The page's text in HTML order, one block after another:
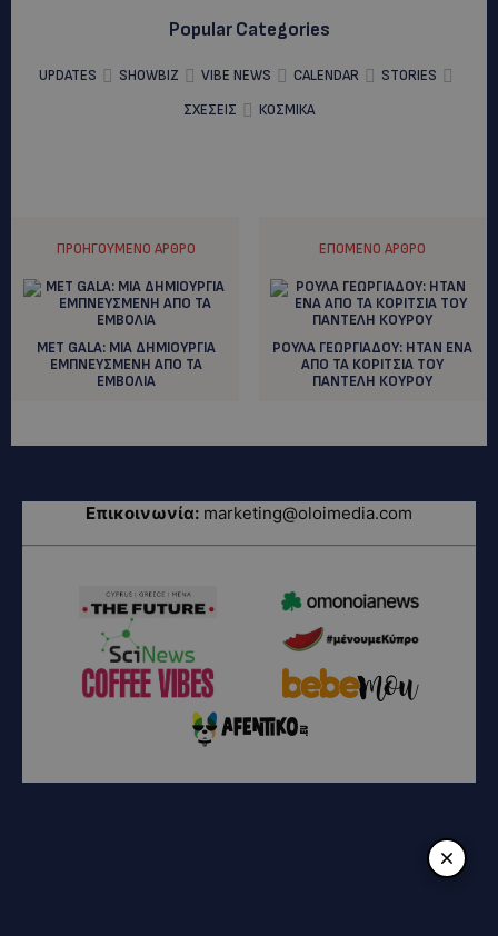
Popular Categories
UPDATES SHOWBIZ VIBE NEWS CALENDAR
STORIES
ΣΧΕΣΕΙΣ
ΚΟΣΜΙΚΑ
ΠΡΟΗΓΟΎΜΕΝΟ ΆΡΘΡΟ
MET GALA: ΜΙΑ ΔΗΜΙΟΥΡΓΙΑ
ΕΜΠΝΕΥΣΜΕΝΗ ΑΠΟ ΤΑ
ΕΜΒΟΛΙΑ
ΕΠΌΜΕΝΟ ΆΡΘΡΟ
ΡΟΥΛΑ ΓΕΩΡΓΙΑΔΟΥ: ΗΤΑΝ ΕΝΑ
ΑΠΟ ΤΑ ΚΟΡΙΤΣΙΑ ΤΟΥ
ΠΑΝΤΕΛΗ ΚΟΥΡΟΥ
Επικοινωνία: marketing@oloimedia.com